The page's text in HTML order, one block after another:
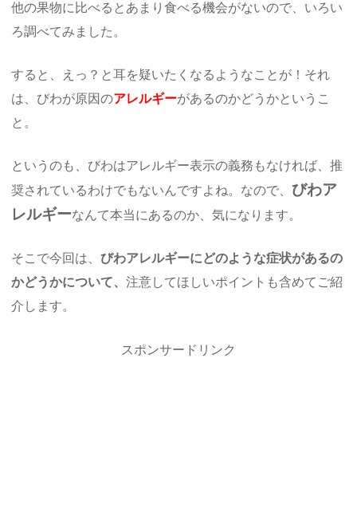
他の果物に比べるとあまり食べる機会がないので、いろい
ろ調べてみました。
すると、えっ？と耳を疑いたくなるようなことが！それ
は、びわが原因のアレルギーがあるのかどうかというこ
と。
というのも、びわはアレルギー表示の義務もなければ、推
奨されているわけでもないんですよね。なので、びわア
レルギーなんて本当にあるのか、気になります。
そこで今回は、びわアレルギーにどのような症状があるの
かどうかについて、注意してほしいポイントも含めてご紹
介します。
スポンサードリンク